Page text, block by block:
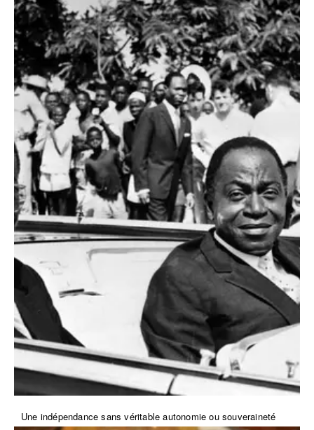
Une indépendance sans véritable autonomie ou souveraineté